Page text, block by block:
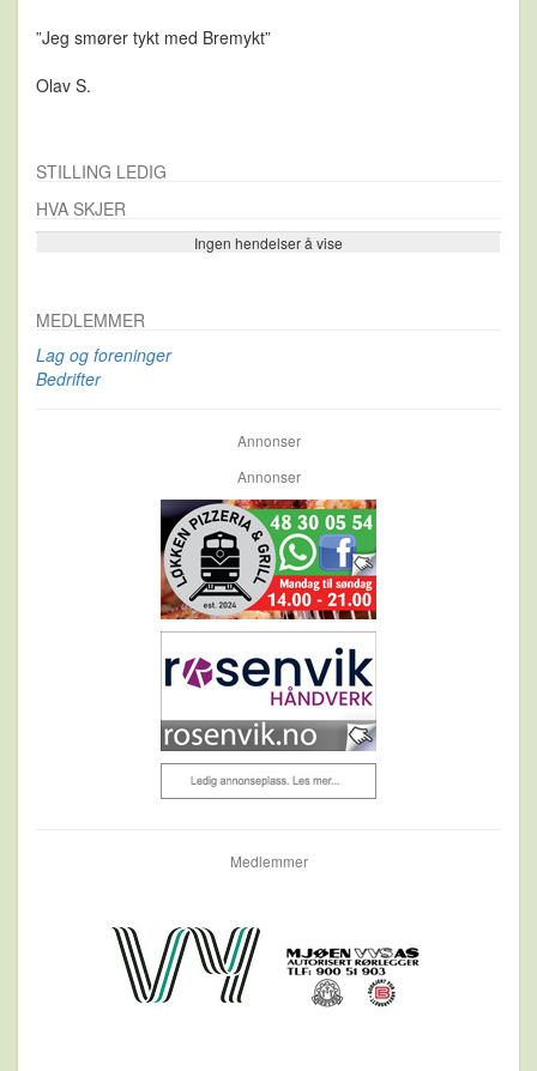
”Jeg smører tykt med Bremykt”
Olav S.
STILLING LEDIG
HVA SKJER
Ingen hendelser å vise
Se flere…
MEDLEMMER
Lag og foreninger
Bedrifter
Annonser
Annonser
Medlemmer